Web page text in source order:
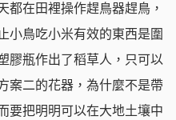
都在田裡操作趕鳥器趕鳥，
小鳥吃小米有效的東西是圍
膠瓶作出了稻草人，只可以
案二的花器，為什麼不是帶
要把明明可以在大地土壤中